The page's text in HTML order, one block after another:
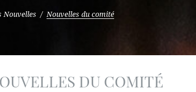
Nouvelles / Nouvelles du comité
DU COMITÉ